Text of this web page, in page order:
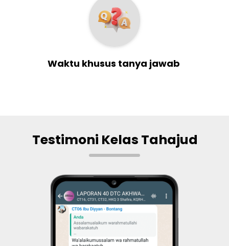
Waktu khusus tanya jawab
Testimoni Kelas Tahajud